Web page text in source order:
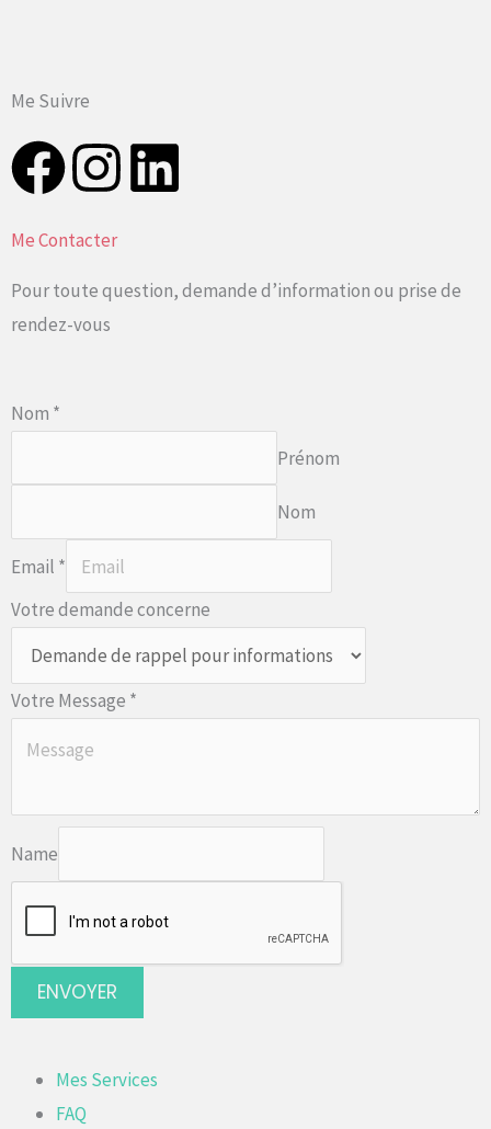
Me Suivre
F
a
c
e
o
o
k
I
n
s
t
g
r
a
m
L
n
d
i
n
Me Contacter
Pour toute question, demande d’information ou prise de
rendez-vous
Nom *
Prénom
Nom
Email *
Votre demande concerne
Votre Message *
Name
ENVOYER
Mes Services
FAQ